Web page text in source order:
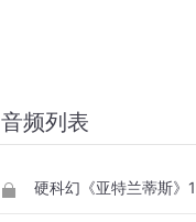
音频列表
硬科幻《亚特兰蒂斯》